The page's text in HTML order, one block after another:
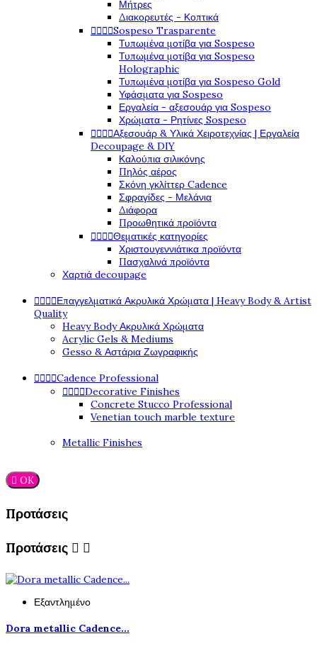
Μήτρες
Διακορευτές - Κοπτικά
Sospeso Trasparente
Τυπωμένα μοτίβα για Sospeso
Τυπωμένα μοτίβα για Sospeso
Holographic
Τυπωμένα μοτίβα για Sospeso Gold
Υφάσματα για Sospeso
Εργαλεία - αξεσουάρ για Sospeso
Χρώματα - Ρητίνες Sospeso
Αξεσουάρ & Υλικά Χειροτεχνίας | Εργαλεία
Decoupage & DIY
Καλούπια σιλικόνης
Πηλός αέρος
Σκόνη γκλίττερ Cadence
Σφραγίδες - Μελάνια
Διάφορα
Προωθητικά προϊόντα
Θεματικές κατηγορίες
Χριστουγεννιάτικα προϊόντα
Πασχαλινά προϊόντα
Χαρτιά decoupage
Επαγγελματικά Ακρυλικά Χρώματα | Heavy Body & Artist
Quality
Heavy Body Ακρυλικά Χρώματα
Acrylic Gels & Mediums
Gesso & Αστάρια Ζωγραφικής
Cadence Professional
Decorative Finishes
Concrete Stucco Professional
Venetian touch marble texture
Metallic Finishes
 OK
Προτάσεις
Προτάσεις  
Εξαντλημένο
Dora metallic Cadence...